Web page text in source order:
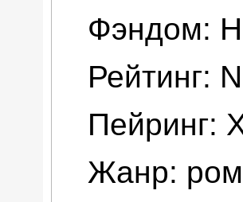
Фэндом:
Рейтинг:
Пейринг:
Жанр: